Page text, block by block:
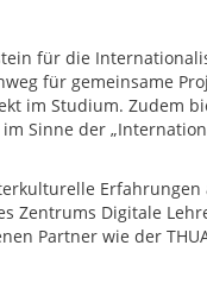
für die
für gemeinsame
im Studium. Zudem
Sinne der
Erfahrungen
Zentrums Digitale
Partner wie der